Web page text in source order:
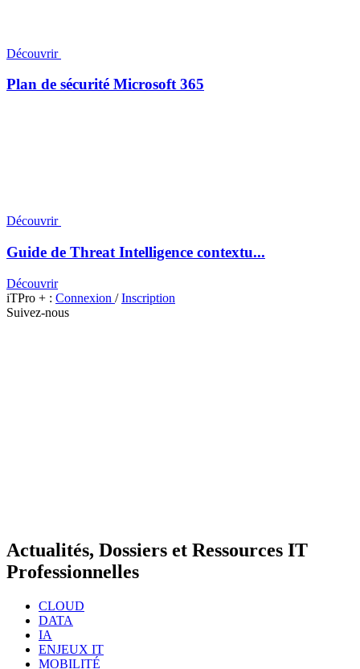
Découvrir
Plan de sécurité Microsoft 365
Découvrir
Guide de Threat Intelligence contextu...
Découvrir
iTPro + : Connexion /Inscription
Suivez-nous
Actualités, Dossiers et Ressources IT
Professionnelles
CLOUD
DATA
IA
ENJEUX IT
MOBILITÉ